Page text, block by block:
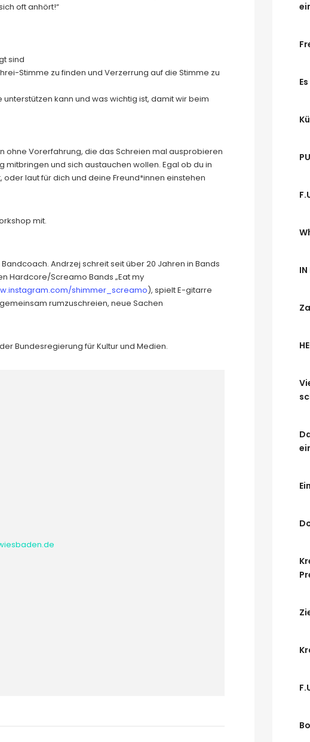
oft anhört!“
sind
Stimme zu finden und Verzerrung auf die Stimme zu
kann und was wichtig ist, damit wir beim
ohne Vorerfahrung, die das Schreien mal ausprobieren
und sich austauchen wollen. Egal ob du in
laut für dich und deine Freund*innen einstehen
mit.
Andrzej schreit seit über 20 Jahren in Bands
Hardcore/Screamo Bands „Eat my
shimmer_screamo), spielt E-gitarre
rumzuschreien, neue Sachen
Bundesregierung für Kultur und Medien.
IN